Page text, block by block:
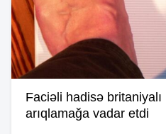
Faciəli hadisə
arıqlamağa vadar etdi